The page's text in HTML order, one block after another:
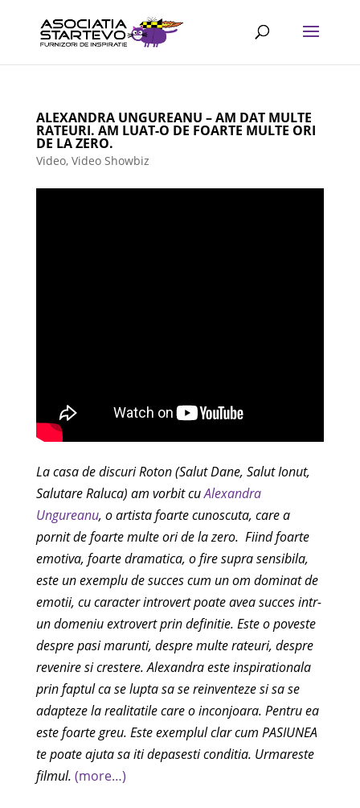
ALEXANDRA UNGUREANU – AM DAT MULTE
RATEURI. AM LUAT-O DE FOARTE MULTE ORI
DE LA ZERO.
Video, Video Showbiz
La casa de discuri Roton (Salut Dane, Salut Ionut,
Salutare Raluca) am vorbit cuAlexandra
Ungureanu, o artista foarte cunoscuta, care a
pornit de foarte multe ori de la zero. Fiind foarte
emotiva, foarte dramatica, o fire supra sensibila,
este un exemplu de succes cum un om dominat de
emotii, cu caracter introvert poate avea succes intr-
un domeniu extrovert prin definitie. Este o poveste
despre pasi marunti, despre multe rateuri, despre
revenire si crestere. Alexandra este inspirationala
prin faptul ca se lupta sa se reinventeze si sa se
adapteze la realitatile care o inconjoara. Pentru ea
este foarte greu. Este exemplul clar cum PASIUNEA
te poate ajuta sa iti depasesti conditia. Urmareste
filmul. (more…)